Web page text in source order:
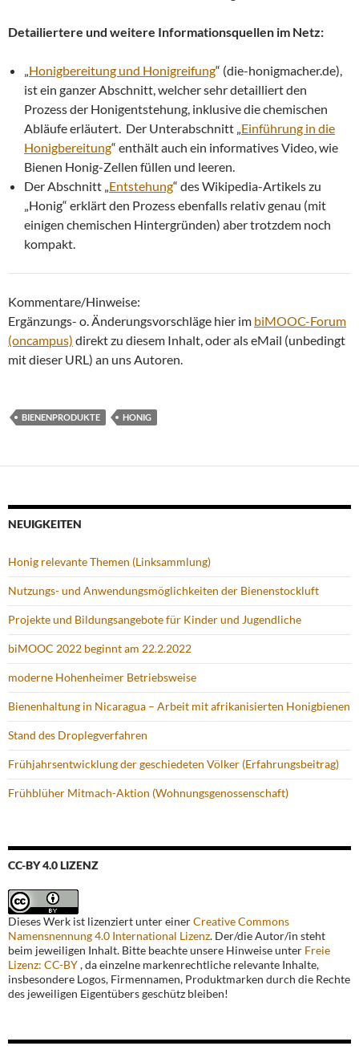
Detailiertere und weitere Informationsquellen im Netz:
Honigbereitung und Honigreifung“ (die-honigmacher.de),
ist ein ganzer Abschnitt, welcher sehr detailliert den
Prozess der Honigentstehung, inklusive die chemischen
Abläufe erläutert. Der Unterabschnitt „ Einführung in die
Honigbereitung“ enthält auch ein informatives Video, wie
Bienen Honig-Zellen füllen und leeren.
Der Abschnitt „ Entstehung“ des Wikipedia-Artikels zu
„Honig“ erklärt den Prozess ebenfalls relativ genau (mit
einigen chemischen Hintergründen) aber trotzdem noch
kompakt.
Kommentare/Hinweise:
Ergänzungs- o. Änderungsvorschläge hier im biMOOC-Forum
(oncampus) direkt zu diesem Inhalt, oder als eMail (unbedingt
mit dieser URL) an uns Autoren.
BIENENPRODUKTE HONIG
NEUIGKEITEN
Honig relevante Themen (Linksammlung)
Nutzungs- und Anwendungsmöglichkeiten der Bienenstockluft
Projekte und Bildungsangebote für Kinder und Jugendliche
biMOOC 2022 beginnt am 22.2.2022
moderne Hohenheimer Betriebsweise
Bienenhaltung in Nicaragua – Arbeit mit afrikanisierten Honigbienen
Stand des Droplegverfahren
Frühjahrsentwicklung der geschiedeten Völker (Erfahrungsbeitrag)
Frühblüher Mitmach-Aktion (Wohnungsgenossenschaft)
CC-BY 4.0 LIZENZ
Dieses Werk ist lizenziert unter einerCreative Commons
Namensnennung 4.0 International Lizenz. Der/die Autor/in steht
beim jeweiligen Inhalt. Bitte beachte unsere Hinweise unter Freie
Lizenz: CC-BY, da einzelne markenrechtliche relevante Inhalte,
insbesondere Logos, Firmennamen, Produktmarken durch die Rechte
des jeweiligen Eigentübers geschütz bleiben!